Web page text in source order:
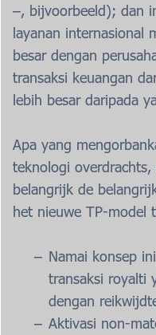
–, bijvoorbeeld); dan
layanan internasional
besar dengan
transaksi keuangan
lebih besar daripada
Apa yang
teknologi
belangrijk de
het nieuwe TP-model
Namai konsep
transaksi royalti
dengan
Aktivasi non-